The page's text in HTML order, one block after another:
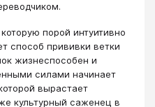
порой интуитивно
способ прививки ветки
жизнеспособен и
силами начинает
вырастает
культурный саженец в